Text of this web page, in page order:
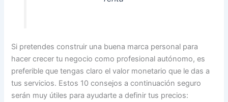
Si pretendes construir una buena marca personal para
hacer crecer tu negocio como profesional autónomo, es
preferible que tengas claro el valor monetario que le das a
tus servicios. Estos 10 consejos a continuación seguro
serán muy útiles para ayudarte a definir tus precios: